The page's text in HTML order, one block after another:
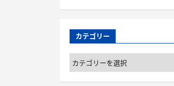
カテゴリー
カ
テ
ゴ